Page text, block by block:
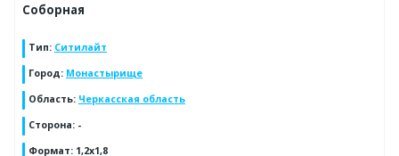
Соборная
Тип: Ситилайт
Город: Монастырище
Область: Черкасская область
Сторона: -
Формат: 1,2х1,8